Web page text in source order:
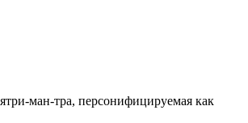
ман-тра, персонифицируемая как